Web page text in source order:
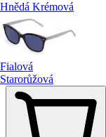
Hnědá Krémová
Fialová
Starorůžová